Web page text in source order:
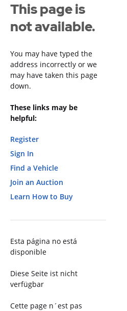
This page is
not available.
You may have typed the
address incorrectly or we
may have taken this page
down.
These links may be
helpful:
Register
Sign In
Find a Vehicle
Join an Auction
Learn How to Buy
Esta página no está
disponible
Diese Seite ist nicht
verfügbar
Cette page n´est pas